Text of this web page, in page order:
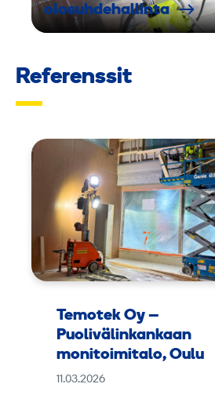
olosuhdehallinta
Referenssit
Temotek Oy –
Puolivälinkankaan
monitoimitalo, Oulu
11.03.2026